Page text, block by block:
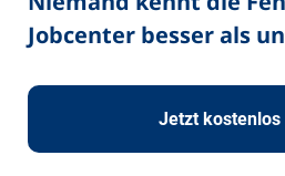
Jobcenter besser als
Jetzt